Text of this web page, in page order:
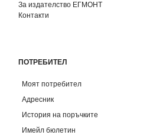
За издателство ЕГМОНТ
Контакти
ПОТРЕБИТЕЛ
Моят потребител
Адресник
История на поръчките
Имейл бюлетин